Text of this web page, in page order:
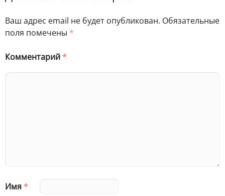
Ваш адрес email не будет опубликован. Обязательные
поля помечены *
Комментарий*
Имя*